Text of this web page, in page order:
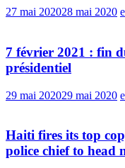
27 mai 202028 mai 2020
7 février 2021 : fin
présidentiel
29 mai 202029 mai 2020
Haiti fires its top
police chief to head